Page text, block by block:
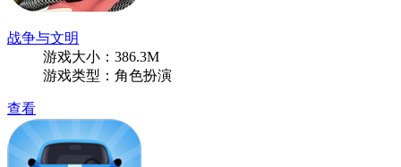
战争与文明
游戏大小：386.3M
游戏类型：角色扮演
查看